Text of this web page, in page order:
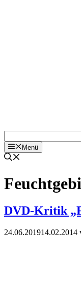
Menü
DVD-Kritik
24.06.201914.02.2014